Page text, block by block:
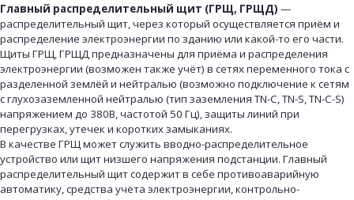
Главный распределительный щит (ГРЩ, ГРЩД) —
распределительный щит, через который осуществляется приём и
распределение электроэнергии по зданию или какой-то его части.
Щиты ГРЩ, ГРЩД предназначены для приёма и распределения
электроэнергии (возможен также учёт) в сетях переменного тока с
разделенной землёй и нейтралью (возможно подключение к сетям
с глухозаземленной нейтралью (тип заземления TN-C, TN-S, TN-C-S)
напряжением до 380В, частотой 50 Гц), защиты линий при
перегрузках, утечек и коротких замыканиях.
В качестве ГРЩ может служить вводно-распределительное
устройство или щит низшего напряжения подстанции. Главный
распределительный щит содержит в себе противоаварийную
автоматику, средства учёта электроэнергии, контрольно-